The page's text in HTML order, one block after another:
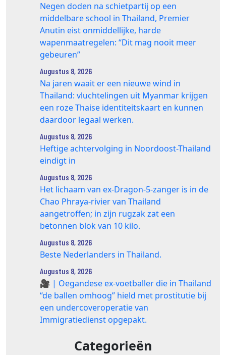
Negen doden na schietpartij op een
middelbare school in Thailand, Premier
Anutin eist onmiddellijke, harde
wapenmaatregelen: “Dit mag nooit meer
gebeuren”
Augustus 8, 2026
Na jaren waait er een nieuwe wind in
Thailand: vluchtelingen uit Myanmar krijgen
een roze Thaise identiteitskaart en kunnen
daardoor legaal werken.
Augustus 8, 2026
Heftige achtervolging in Noordoost-Thailand
eindigt in
Augustus 8, 2026
Het lichaam van ex-Dragon‑5‑zanger is in de
Chao Phraya‑rivier van Thailand
aangetroffen; in zijn rugzak zat een
betonnen blok van 10 kilo.
Augustus 8, 2026
Beste Nederlanders in Thailand.
Augustus 8, 2026
🎥 | Oegandese ex-voetballer die in Thailand
“de ballen omhoog” hield met prostitutie bij
een undercoveroperatie van
Immigratiedienst opgepakt.
Categorieën